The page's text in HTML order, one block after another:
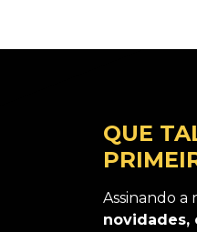
QUE
Assinando
novidades,